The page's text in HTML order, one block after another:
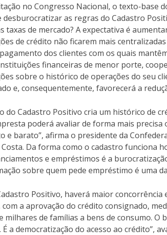
no Congresso Nacional, o texto-base
desburocratizar as regras do Cadastro
taxas de mercado? A expectativa é
de crédito não ficarem mais
dos clientes com os quais
financeiras de menor porte,
sobre o histórico de operações do seu
e, consequentemente, favorecerá a
do Cadastro Positivo cria um histórico de
poderá avaliar de forma mais
e barato”, afirma o presidente da
Costa. Da forma como o cadastro funciona
e empréstimos é a
sobre quem pede empréstimo é uma
Positivo, haverá maior
com a aprovação do crédito consignado,
milhares de famílias a bens de consumo.
É a democratização do acesso ao crédito”,